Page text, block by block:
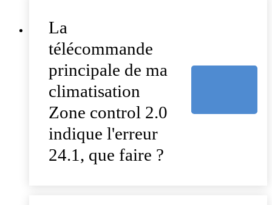
La
télécommande
principale de ma
climatisation
Zone control 2.0
indique l'erreur
24.1, que faire ?